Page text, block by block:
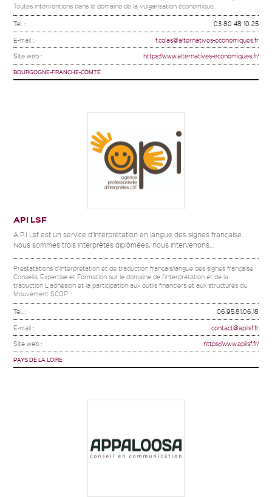
Toutes interventions dans le domaine de la vulgarisation économique.
Tel. : 03 80 48 10 25
E-mail : f.colas@alternatives-economiques.fr
Site web : https://www.alternatives-economiques.fr/
BOURGOGNE-FRANCHE-COMTÉ
API LSF
A.P.I Lsf est un service d’interprétation en langue des signes française.
Nous sommes trois interprètes diplômées, nous intervenons...
Prestatations d'interprétation et de traduction français/langue des signes française
Conseils, Expertise et Formation sur le domaine de l'interprétation et de la
traduction L'adhésion et la participation aux outils financiers et aux structures du
Mouvement SCOP
Tel. : 06.95.81.06.18
E-mail : contact@apilsf.fr
Site web : https://www.apilsf.fr/
PAYS DE LA LOIRE